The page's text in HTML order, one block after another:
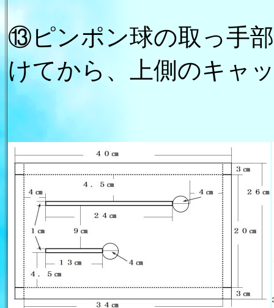
⑬ピンポン球の取っ手
けてから、上側のキャ